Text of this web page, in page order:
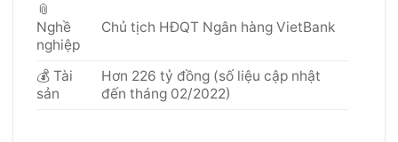
📎
Nghề
nghiệp
Chủ tịch HĐQT Ngân hàng VietBank
💰 Tài
sản
Hơn 226 tỷ đồng (số liệu cập nhật
đến tháng 02/2022)